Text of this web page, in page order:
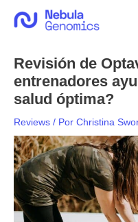
Revisión de
entrenadores
salud óptima?
Reviews / Por Christina